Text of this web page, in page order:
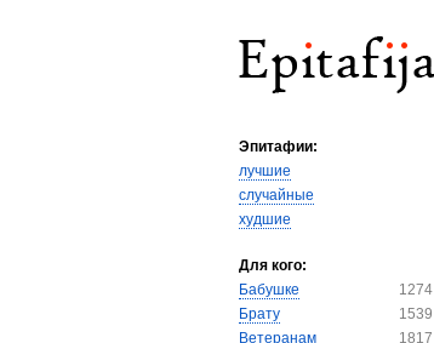
Эпитафии:
лучшие
случайные
худшие
Для кого:
Бабушке
1274
Брату
1539
Ветеранам
1817